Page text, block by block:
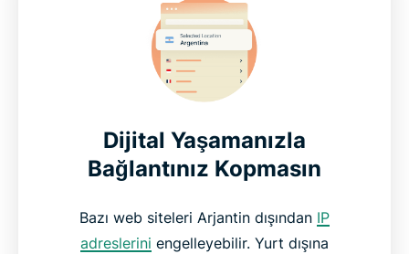
Dijital Yaşamanızla
Bağlantınız Kopmasın
Bazı web siteleri Arjantin dışından IP
adreslerini engelleyebilir. Yurt dışına